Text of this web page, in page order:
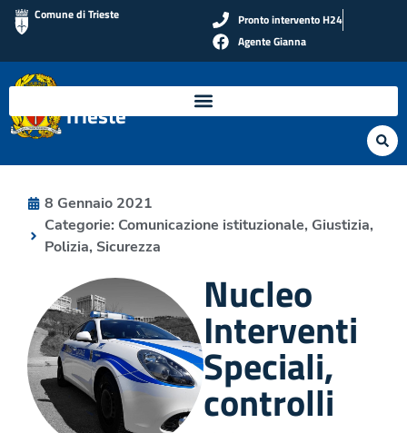
Comune di Trieste
Pronto intervento H24
Agente Gianna
Polizia Locale di
Trieste
8 Gennaio 2021
Categorie: Comunicazione istituzionale, Giustizia,
Polizia, Sicurezza
Nucleo
Interventi
Speciali,
controlli